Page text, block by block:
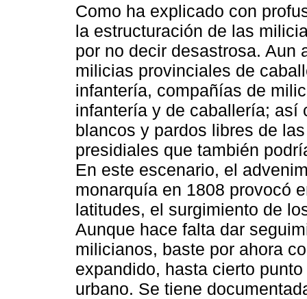
Como ha explicado con
la estructuración de las
por no decir desastrosa. Aun
milicias provinciales de
infantería, compañías de
infantería y de caballería; así
blancos y pardos libres de
presidiales que también
En este escenario, el
monarquía en 1808 provocó
latitudes, el surgimiento de
Aunque hace falta dar
milicianos, baste por ahora
expandido, hasta cierto
urbano. Se tiene